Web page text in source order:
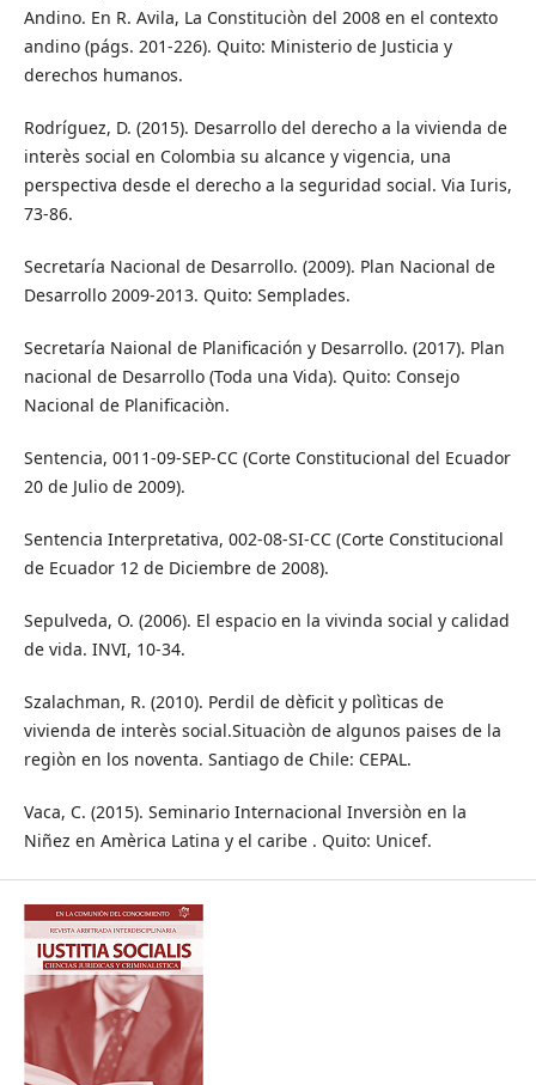
Andino. En R. Avila, La Constituciòn del 2008 en el contexto
andino (págs. 201-226). Quito: Ministerio de Justicia y
derechos humanos.
Rodríguez, D. (2015). Desarrollo del derecho a la vivienda de
interès social en Colombia su alcance y vigencia, una
perspectiva desde el derecho a la seguridad social. Via Iuris,
73-86.
Secretaría Nacional de Desarrollo. (2009). Plan Nacional de
Desarrollo 2009-2013. Quito: Semplades.
Secretaría Naional de Planificación y Desarrollo. (2017). Plan
nacional de Desarrollo (Toda una Vida). Quito: Consejo
Nacional de Planificaciòn.
Sentencia, 0011-09-SEP-CC (Corte Constitucional del Ecuador
20 de Julio de 2009).
Sentencia Interpretativa, 002-08-SI-CC (Corte Constitucional
de Ecuador 12 de Diciembre de 2008).
Sepulveda, O. (2006). El espacio en la vivinda social y calidad
de vida. INVI, 10-34.
Szalachman, R. (2010). Perdil de dèficit y polìticas de
vivienda de interès social.Situaciòn de algunos paises de la
regiòn en los noventa. Santiago de Chile: CEPAL.
Vaca, C. (2015). Seminario Internacional Inversiòn en la
Niñez en Amèrica Latina y el caribe . Quito: Unicef.